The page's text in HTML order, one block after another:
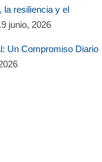
la resiliencia y el
junio, 2026
Un Compromiso Diario